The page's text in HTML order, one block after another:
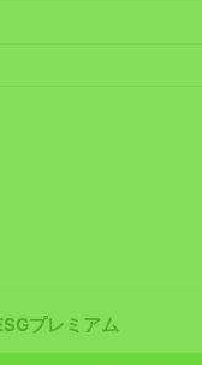
プレミアム